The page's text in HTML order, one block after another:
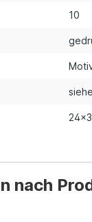
10
nach